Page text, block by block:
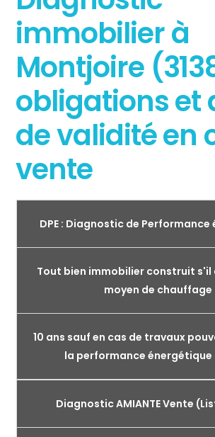
immobilier à
Montjoire
obligations et
de validité en
vente
DPE : Diagnostic de
Tout bien immobilier construit s'il
moyen de chauffage
10 ans sauf en cas de travaux
la performance énergétique
Diagnostic AMIANTE Vente